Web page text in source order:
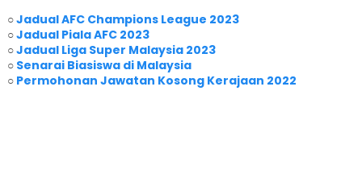
○Jadual AFC Champions League 2023
○Jadual Piala AFC 2023
○Jadual Liga Super Malaysia 2023
○ Senarai Biasiswa di Malaysia
○ Permohonan Jawatan Kosong Kerajaan 2022